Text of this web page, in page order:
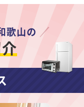
歌山の